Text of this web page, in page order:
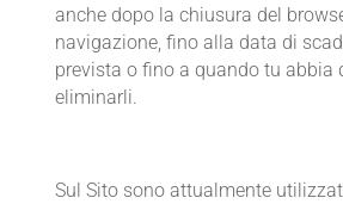
anche dopo la chiusura del
navigazione, fino alla data di
prevista o fino a quando tu abbia
eliminarli.
Sul Sito sono attualmente